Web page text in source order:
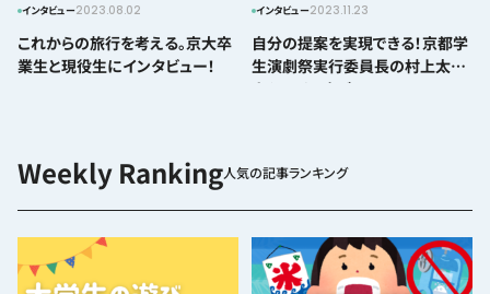
インタビュー2023.08.02
これからの旅行を考える。京大卒
業生と現役生にインタビュー！
インタビュー2023.11.23
自分の提案を実現できる！京都学
生演劇祭実行委員長の村上太基
さんにインタビュー
人気の記事ランキング